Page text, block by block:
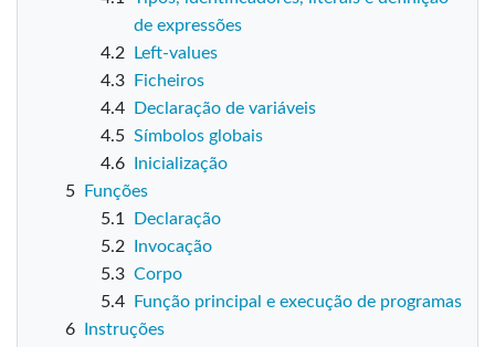
de expressões
4.2
Left-values
4.3
Ficheiros
4.4
Declaração de variáveis
4.5 Símbolos globais
4.6
Inicialização
5
Funções
5.1
Declaração
5.2
Invocação
5.3 Corpo
5.4
Função principal e execução de programas
6
Instruções